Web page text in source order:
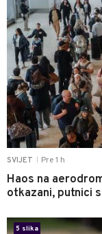
SVIJET Pre 1 h
Haos na
otkazani, putnici
5 slika